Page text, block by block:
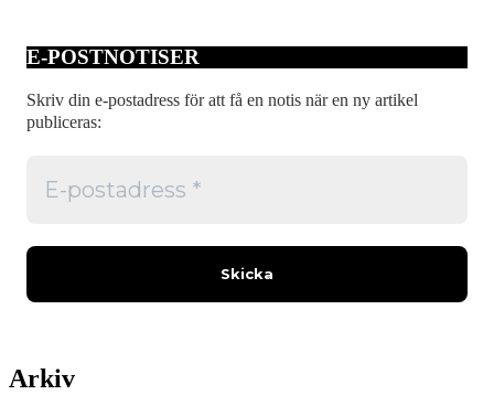
E-POSTNOTISER
Skriv din e-postadress för att få en notis när en ny artikel
publiceras:
Arkiv